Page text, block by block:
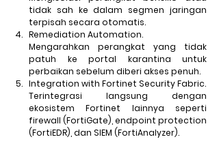
tidak sah ke dalam segmen jaringan
terpisah secara otomatis.
Remediation Automation.
Mengarahkan perangkat yang tidak
patuh ke portal karantina untuk
perbaikan sebelum diberi akses penuh.
Integration with Fortinet Security Fabric.
Terintegrasi langsung dengan
ekosistem Fortinet lainnya seperti
firewall (FortiGate), endpoint protection
(FortiEDR), dan SIEM (FortiAnalyzer).